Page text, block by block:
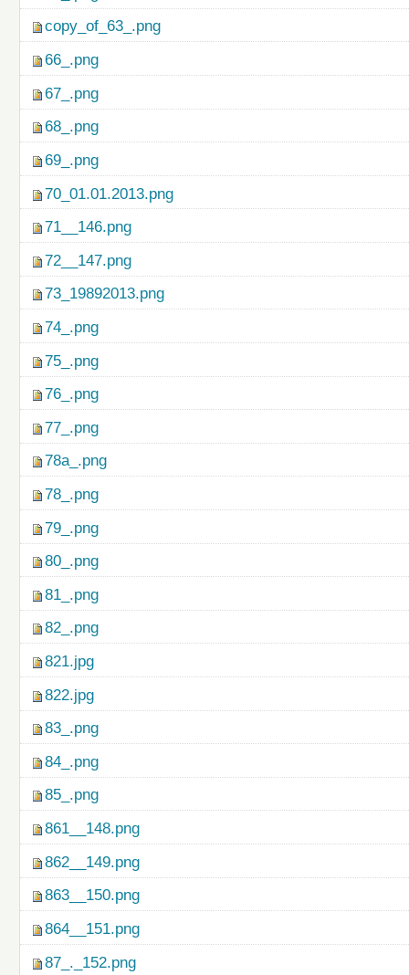
copy_of_63_.png
66_.png
67_.png
68_.png
69_.png
70_01.01.2013.png
71__146.png
72__147.png
73_19892013.png
74_.png
75_.png
76_.png
77_.png
78a_.png
78_.png
79_.png
80_.png
81_.png
82_.png
821.jpg
822.jpg
83_.png
84_.png
85_.png
861__148.png
862__149.png
863__150.png
864__151.png
87_._152.png